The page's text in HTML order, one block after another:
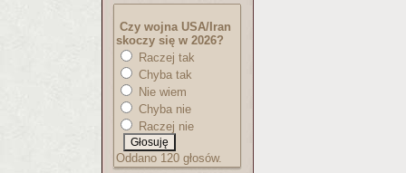
Czy wojna USA/Iran
skoczy się w 2026?
Raczej tak
Chyba tak
Nie wiem
Chyba nie
Raczej nie
Oddano 120 głosów.